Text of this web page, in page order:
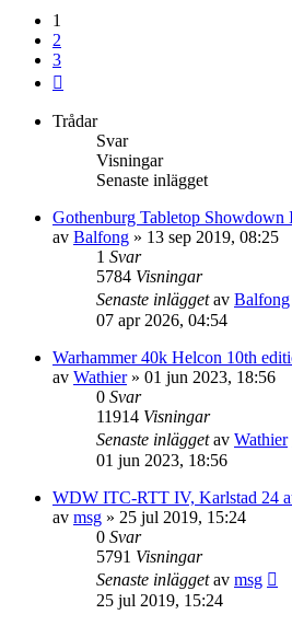
1
2
3
Trådar
Svar
Visningar
Senaste inlägget
Gothenburg Tabletop Showdown
av Balfong » 13 sep 2019, 08:25
1 Svar
5784 Visningar
Senaste inläggetav Balfong
07 apr 2026, 04:54
Warhammer 40k Helcon 10th
av Wathier» 01 jun 2023, 18:56
0 Svar
11914 Visningar
Senaste inläggetav Wathier
01 jun 2023, 18:56
WDW ITC-RTT IV, Karlstad 24
av msg » 25 jul 2019, 15:24
0 Svar
5791 Visningar
Senaste inläggetav msg
25 jul 2019, 15:24